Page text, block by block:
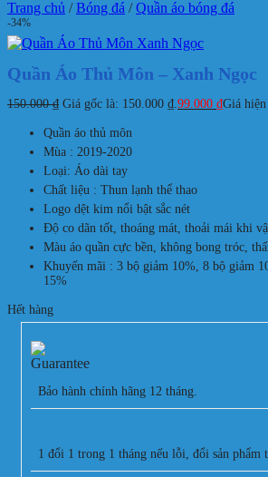
Trang chủ / Bóng đá / Quần áo bóng đá
-34%
Quần Áo Thủ Môn – Xanh Ngọc
150.000₫ Giá gốc là: 150.000 ₫. 99.000 ₫Giá
Quần áo thủ môn
Mùa : 2019-2020
Loại: Áo dài tay
Chất liệu : Thun lạnh thể thao
Logo dệt kim nổi bật sắc nét
Độ co dãn tốt, thoáng mát, thoải mái khi
Màu áo quần cực bền, không bong tróc,
Khuyến mãi : 3 bộ giảm 10%, 8 bộ giảm
15%
Hết hàng
Bảo hành chính hãng 12 tháng.
1 đổi 1 trong 1 tháng nếu lỗi, đổi sản phẩm